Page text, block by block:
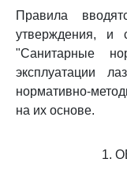
Правила
утверждения, и
"Санитарные
эксплуатации
нормативно-
на их основе.
1.